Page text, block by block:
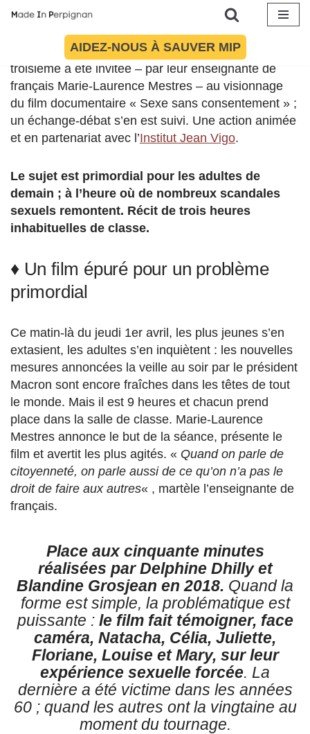
contenu
AIDEZ-NOUS À SAUVER MIP
Au programme la semaine dernière pour la
classe 305 du collège Jean Moulin de Perpignan
: le consentement sexuel. La vingtaine d’élèves de
troisième a été invitée – par leur enseignante de
français Marie-Laurence Mestres – au visionnage
du film documentaire « Sexe sans consentement » ;
un échange-débat s’en est suivi. Une action animée
et en partenariat avec l’Institut Jean Vigo.
Le sujet est primordial pour les adultes de
demain ; à l’heure où de nombreux scandales
sexuels remontent. Récit de trois heures
inhabituelles de classe.
♦ Un film épuré pour un problème
primordial
Ce matin-là du jeudi 1er avril, les plus jeunes s’en
extasient, les adultes s’en inquiètent : les nouvelles
mesures annoncées la veille au soir par le président
Macron sont encore fraîches dans les têtes de tout
le monde. Mais il est 9 heures et chacun prend
place dans la salle de classe. Marie-Laurence
Mestres annonce le but de la séance, présente le
film et avertit les plus agités. « Quand on parle de
citoyenneté, on parle aussi de ce qu’on n’a pas le
droit de faire aux autres« , martèle l’enseignante de
français.
Place aux cinquante minutes
réalisées par Delphine Dhilly et
Blandine Grosjean en 2018. Quand la
forme est simple, la problématique est
puissante : le film fait témoigner, face
caméra, Natacha, Célia, Juliette,
Floriane, Louise et Mary, sur leur
expérience sexuelle forcée. La
dernière a été victime dans les années
60 ; quand les autres ont la vingtaine au
moment du tournage.